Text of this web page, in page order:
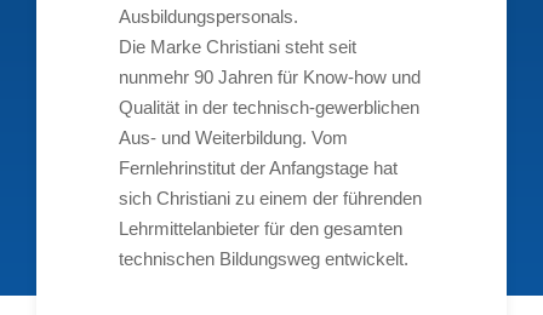
Ausbildungspersonals.
Die Marke Christiani steht seit
nunmehr 90 Jahren für Know-how und
Qualität in der technisch-gewerblichen
Aus- und Weiterbildung. Vom
Fernlehrinstitut der Anfangstage hat
sich Christiani zu einem der führenden
Lehrmittelanbieter für den gesamten
technischen Bildungsweg entwickelt.